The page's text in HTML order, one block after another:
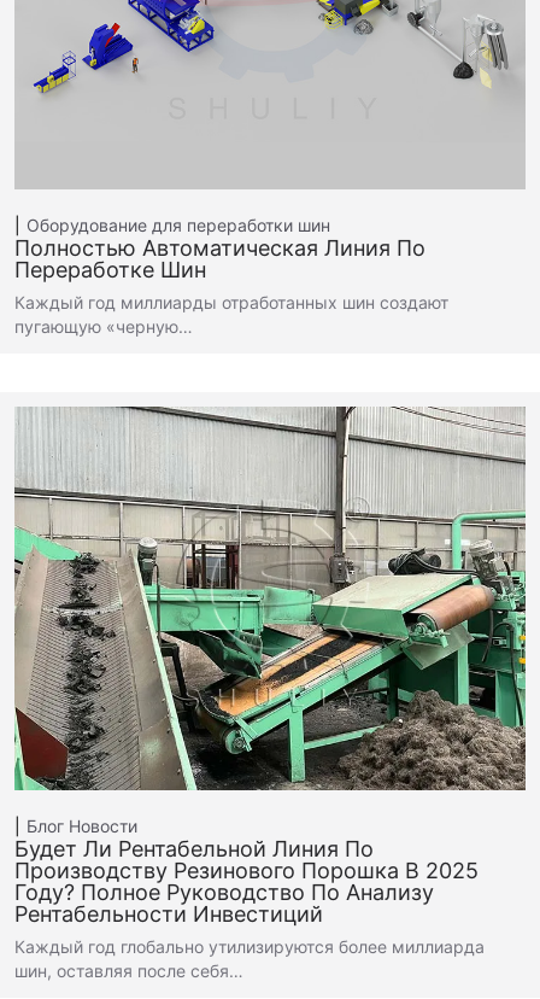
Оборудование для переработки шин
Полностью Автоматическая Линия По
Переработке Шин
Каждый год миллиарды отработанных шин создают
пугающую «черную…
Блог Новости
Будет Ли Рентабельной Линия По
Производству Резинового Порошка В 2025
Году? Полное Руководство По Анализу
Рентабельности Инвестиций
Каждый год глобально утилизируются более миллиарда
шин, оставляя после себя…